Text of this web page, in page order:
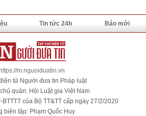
Tin tức 24h Báo mới
https://m.nguoiduatin.vn
tử Người đưa tin Pháp luật
quản: Hội Luật gia Việt Nam
của Bộ TT&TT cấp ngày 27/2/2020
biên tập: Phạm Quốc Huy